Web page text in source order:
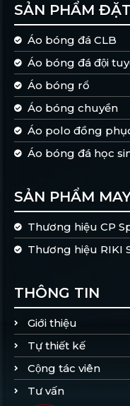
SẢN PHẨM
Áo bóng đá CLB
Áo bóng đá đội
Áo bóng rổ
Áo bóng chuyền
Áo polo đồng
Áo bóng đá học
SẢN PHẨM
Thương hiệu CP
Thương hiệu RIKI
THÔNG TIN
Giới thiệu
Tự thiết kế
Cộng tác viên
Tư vấn